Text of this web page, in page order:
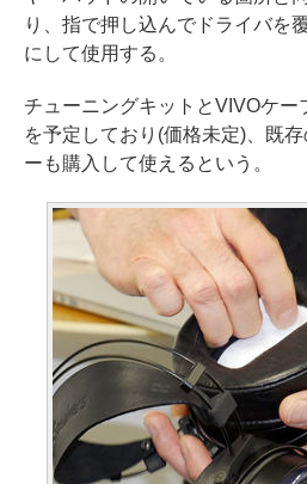
り、指で押し込んでドライバを
にして使用する。
チューニングキットとVIVOケー
を予定しており(価格未定)、既
ーも購入して使えるという。